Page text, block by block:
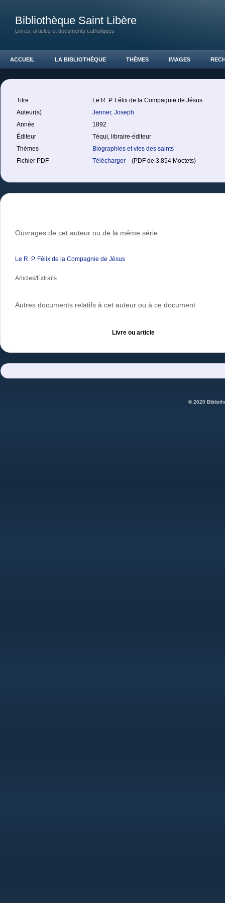
Bibliothèque Saint Libère
Livres, articles et documents catholiques
ACCUEIL LA BIBLIOTHÈQUE THÈMES IMAGES
Titre
Le R. P. Félix de la Compagnie de Jésus
Auteur(s)
Jenner, Joseph
Année
1892
Éditeur
Téqui, libraire-éditeur
Thèmes
Biographies et vies des saints
Fichier PDF
Télécharger (PDF de 3.854 Moctets)
Ouvrages de cet auteur ou de la même série
Le R. P. Félix de la Compagnie de Jésus
Articles/Extraits
Autres documents relatifs à cet auteur ou à ce document
Livre ou article
© 2020